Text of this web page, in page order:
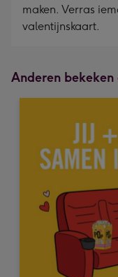
maken. Verras
valentijnskaart.
Anderen bekeken